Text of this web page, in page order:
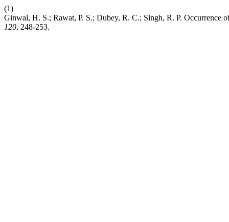
(1)
Ginwal, H. S.; Rawat, P. S.; Dubey, R. C.; Singh, R. P.
120, 248-253.